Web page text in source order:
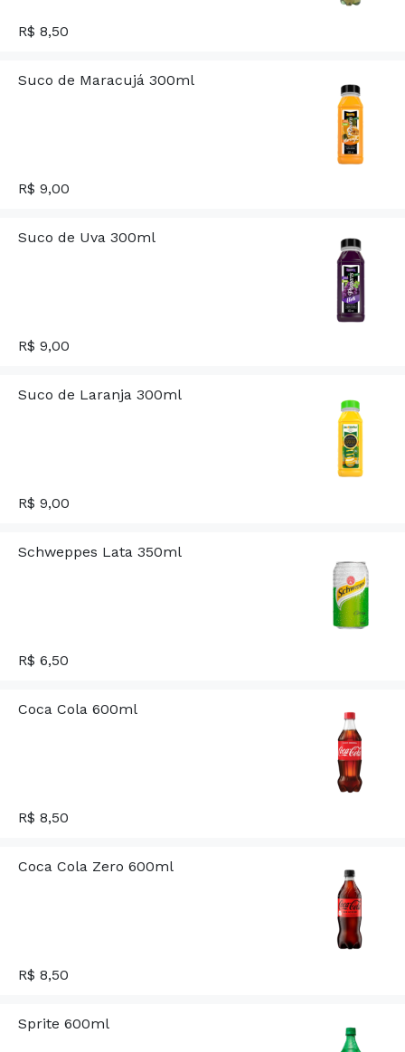
R$ 8,50
Suco de Maracujá 300ml
R$ 9,00
Suco de Uva 300ml
R$ 9,00
Suco de Laranja 300ml
R$ 9,00
Schweppes Lata 350ml
R$ 6,50
Coca Cola 600ml
R$ 8,50
Coca Cola Zero 600ml
R$ 8,50
Sprite 600ml